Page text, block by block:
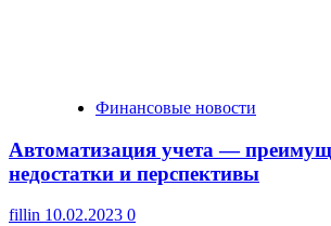
Финансовые новости
Автоматизация учета —
недостатки и перспективы
fillin 10.02.2023 0